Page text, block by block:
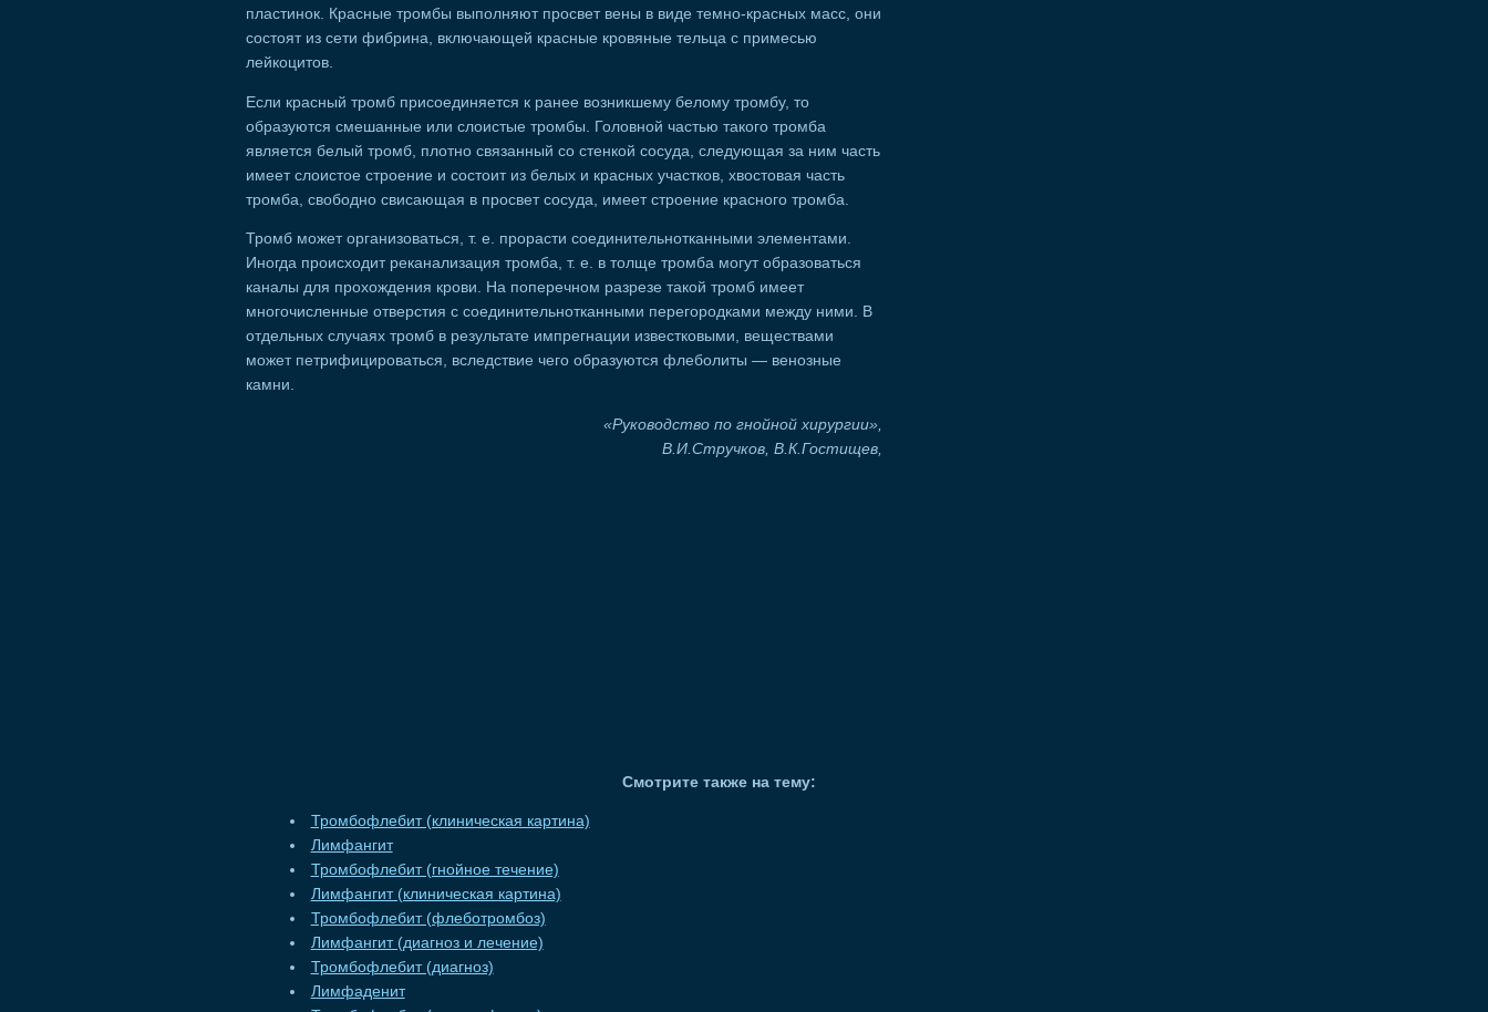
пластинок. Красные тромбы выполняют просвет вены в виде темно-красных масс, они
состоят из сети фибрина, включающей красные кровяные тельца с примесью
лейкоцитов.
Если красный тромб присоединяется к ранее возникшему белому тромбу, то
образуются смешанные или слоистые тромбы. Головной частью такого тромба
является белый тромб, плотно связанный со стенкой сосуда, следующая за ним часть
имеет слоистое строение и состоит из белых и красных участков, хвостовая часть
тромба, свободно свисающая в просвет сосуда, имеет строение красного тромба.
Тромб может организоваться, т. е. прорасти соединительнотканными элементами.
Иногда происходит реканализация тромба, т. е. в толще тромба могут образоваться
каналы для прохождения крови. На поперечном разрезе такой тромб имеет
многочисленные отверстия с соединительнотканными перегородками между ними. В
отдельных случаях тромб в результате импрегнации известковыми, веществами
может петрифицироваться, вследствие чего образуются флеболиты — венозные
камни.
«Руководство по гнойной хирургии»,
В.И.Стручков, В.К.Гостищев,
Смотрите также на тему:
Тромбофлебит (клиническая картина)
Лимфангит
Тромбофлебит (гнойное течение)
Лимфангит (клиническая картина)
Тромбофлебит (флеботромбоз)
Лимфангит (диагноз и лечение)
Тромбофлебит (диагноз)
Лимфаденит